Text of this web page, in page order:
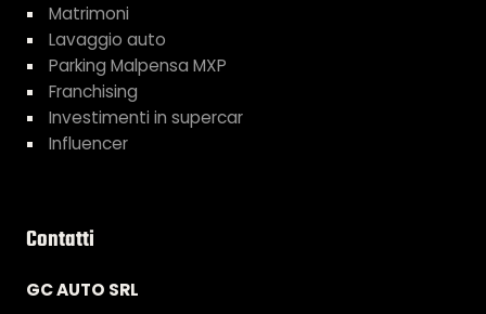
Matrimoni
Lavaggio auto
Parking Malpensa MXP
Franchising
Investimenti in supercar
Influencer
Contatti
GC AUTO SRL